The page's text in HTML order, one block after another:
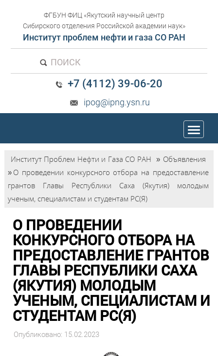
ФГБУН ФИЦ «Якутский научный центр
Сибирского отделения Российской академии наук»
Институт проблем нефти и газа СО РАН
ПОИСК
+7 (4112) 39-06-20
ipog@ipng.ysn.ru
trk
Институт Проблем Нефти и Газа СО РАН » Объявления
»О проведении конкурсного отбора на предоставление
грантов Главы Республики Саха (Якутия) молодым
ученым, специалистам и студентам РС(Я)
О ПРОВЕДЕНИИ
КОНКУРСНОГО ОТБОРА НА
ПРЕДОСТАВЛЕНИЕ ГРАНТОВ
ГЛАВЫ РЕСПУБЛИКИ САХА
(ЯКУТИЯ) МОЛОДЫМ
УЧЕНЫМ, СПЕЦИАЛИСТАМ И
СТУДЕНТАМ РС(Я)
Опубликовано: 15.02.2023